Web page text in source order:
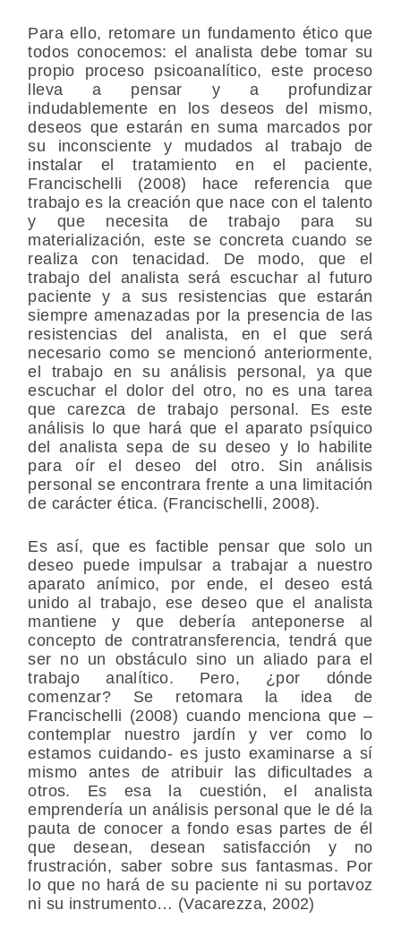
Para ello, retomare un fundamento ético que
todos conocemos: el analista debe tomar su
propio proceso psicoanalítico, este proceso
lleva a pensar y a profundizar
indudablemente en los deseos del mismo,
deseos que estarán en suma marcados por
su inconsciente y mudados al trabajo de
instalar el tratamiento en el paciente,
Francischelli (2008) hace referencia que
trabajo es la creación que nace con el talento
y que necesita de trabajo para su
materialización, este se concreta cuando se
realiza con tenacidad. De modo, que el
trabajo del analista será escuchar al futuro
paciente y a sus resistencias que estarán
siempre amenazadas por la presencia de las
resistencias del analista, en el que será
necesario como se mencionó anteriormente,
el trabajo en su análisis personal, ya que
escuchar el dolor del otro, no es una tarea
que carezca de trabajo personal. Es este
análisis lo que hará que el aparato psíquico
del analista sepa de su deseo y lo habilite
para oír el deseo del otro. Sin análisis
personal se encontrara frente a una limitación
de carácter ética. (Francischelli, 2008).
Es así, que es factible pensar que solo un
deseo puede impulsar a trabajar a nuestro
aparato anímico, por ende, el deseo está
unido al trabajo, ese deseo que el analista
mantiene y que debería anteponerse al
concepto de contratransferencia, tendrá que
ser no un obstáculo sino un aliado para el
trabajo analítico. Pero, ¿por dónde
comenzar? Se retomara la idea de
Francischelli (2008) cuando menciona que –
contemplar nuestro jardín y ver como lo
estamos cuidando- es justo examinarse a sí
mismo antes de atribuir las dificultades a
otros. Es esa la cuestión, el analista
emprendería un análisis personal que le dé la
pauta de conocer a fondo esas partes de él
que desean, desean satisfacción y no
frustración, saber sobre sus fantasmas. Por
lo que no hará de su paciente ni su portavoz
ni su instrumento… (Vacarezza, 2002)